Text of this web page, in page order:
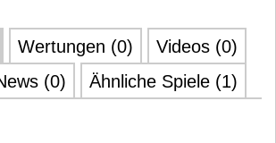
Wertungen (0)
Videos (0)
(0) Ähnliche Spiele (1)